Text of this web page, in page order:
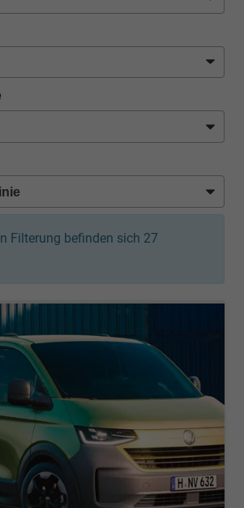
Filterung befinden sich 27